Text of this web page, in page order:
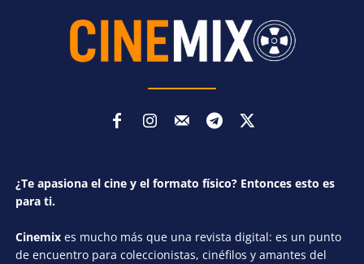
¿Te apasiona el cine y el formato físico? Entonces esto es
para ti.
Cinemix es mucho más que una revista digital: es un punto
de encuentro para coleccionistas, cinéfilos y amantes del